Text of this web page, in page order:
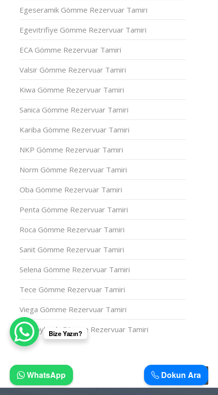
Egeseramik Gömme Rezervuar Tamiri
Egevitrifiye Gömme Rezervuar Tamiri
ECA Gömme Rezervuar Tamiri
Valsir Gömme Rezervuar Tamiri
Kiwa Gömme Rezervuar Tamiri
Sanica Gömme Rezervuar Tamiri
Kariba Gömme Rezervuar Tamiri
NKP Gömme Rezervuar Tamiri
Norm Gömme Rezervuar Tamiri
Oba Gömme Rezervuar Tamiri
Penta Gömme Rezervuar Tamiri
Roca Gömme Rezervuar Tamiri
Sanit Gömme Rezervuar Tamiri
Selena Gömme Rezervuar Tamiri
Tece Gömme Rezervuar Tamiri
Viega Gömme Rezervuar Tamiri
Villeroyboch Gömme Rezervuar Tamiri
Dokun Ara
WhatsApp
Bize Yazın?